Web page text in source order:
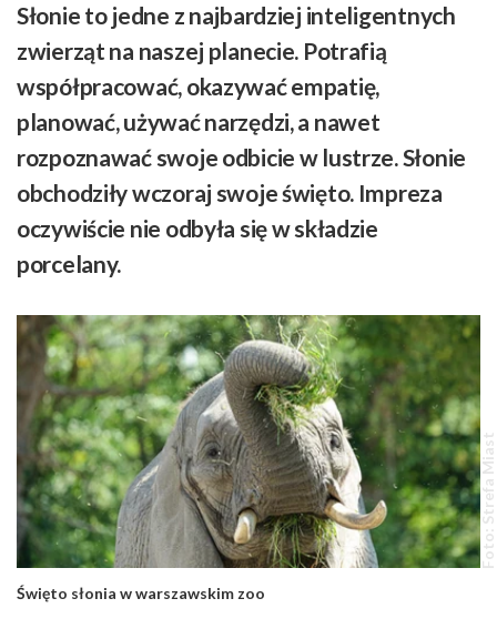
Słonie to jedne z najbardziej inteligentnych
zwierząt na naszej planecie. Potrafią
współpracować, okazywać empatię,
planować, używać narzędzi, a nawet
rozpoznawać swoje odbicie w lustrze. Słonie
obchodziły wczoraj swoje święto. Impreza
oczywiście nie odbyła się w składzie
porcelany.
Święto słonia w warszawskim zoo
Foto: Strefa Miast